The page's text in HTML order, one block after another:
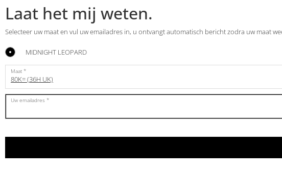
Laat het mij weten.
Selecteer uw maat en vul uw emailadres in, u ontvangt automatisch bericht zodra uw maat
MIDNIGHT LEOPARD
80K= (36H UK)
Maat
Uw emailadres